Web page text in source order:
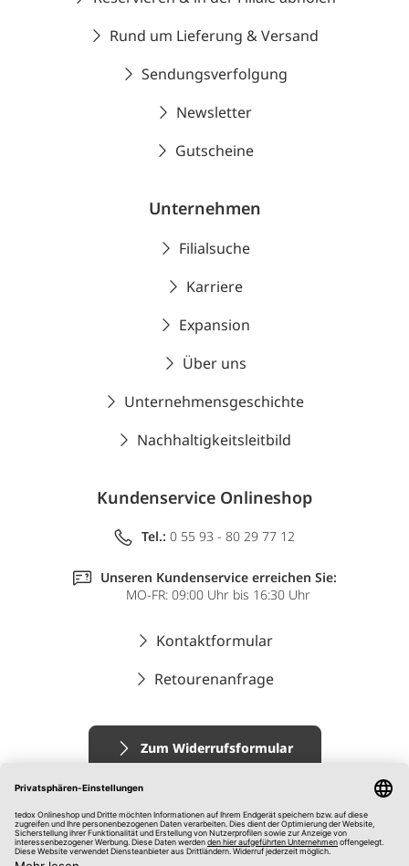
Rund um Lieferung & Versand
Sendungsverfolgung
Newsletter
Gutscheine
Unternehmen
Filialsuche
Karriere
Expansion
Über uns
Unternehmensgeschichte
Nachhaltigkeitsleitbild
Kundenservice Onlineshop
Tel.: 0 55 93 - 80 29 77 12
Unseren Kundenservice erreichen Sie:
MO-FR: 09:00 Uhr bis 16:30 Uhr
Kontaktformular
Retourenanfrage
Zum Widerrufsformular
Impressum
AGB